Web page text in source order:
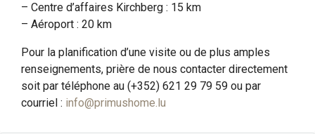
– Centre d’affaires Kirchberg : 15 km
– Aéroport : 20 km
Pour la planification d’une visite ou de plus amples
renseignements, prière de nous contacter directement
soit par téléphone au (+352) 621 29 79 59 ou par
courriel : info@primushome.lu